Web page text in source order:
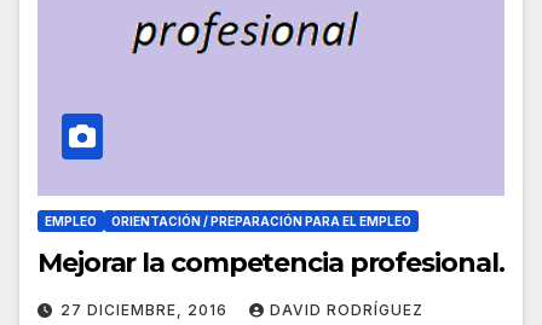
EMPLEO ORIENTACIÓN / PREPARACIÓN PARA EL EMPLEO
Mejorar la competencia profesional.
27 DICIEMBRE, 2016 DAVID RODRÍGUEZ